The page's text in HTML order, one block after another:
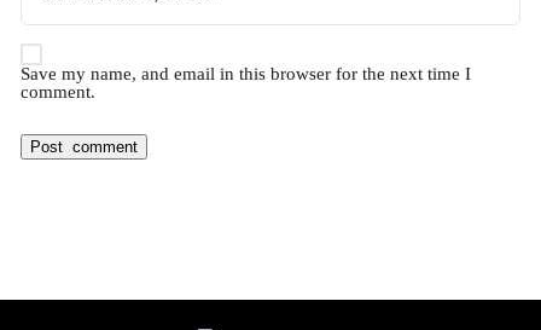
Save my name, and email in this browser for the next time I
comment.